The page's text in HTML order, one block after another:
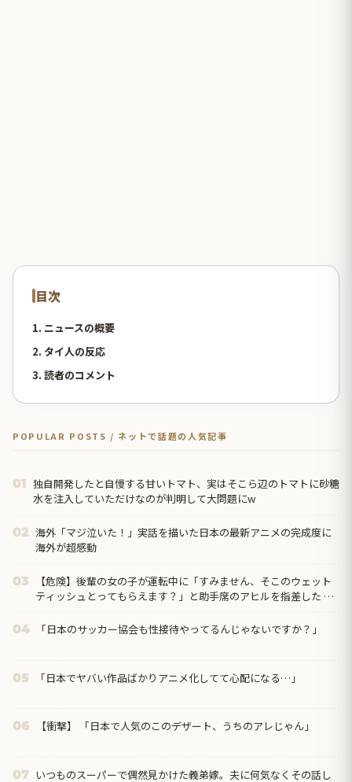
目次
1. ニュースの概要
2. タイ人の反応
3. 読者のコメント
POPULAR POSTS / ネットで話題の人気記事
01 独自開発したと自慢する甘いトマト、実はそこら辺のトマトに砂糖
水を注入していただけなのが判明して大問題にw
02 海外「マジ泣いた！」実話を描いた日本の最新アニメの完成度に
海外が超感動
03
【危険】後輩の女の子が運転中に「すみません、そこのウェット
ティッシュとってもらえます？」と助手席のアヒルを指差した →
04 「日本のサッカー協会も性接待やってるんじゃないですか？」
05 「日本でヤバい作品ばかりアニメ化してて心配になる…」
06 【衝撃】 「日本で人気のこのデザート、うちのアレじゃん」
07 いつものスーパーで偶然見かけた義弟嫁。夫に何気なくその話し